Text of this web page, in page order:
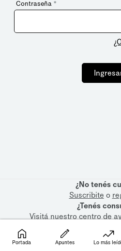
Contraseña *
¿No tenés
Suscribite o
¿Tenés
Visitá nuestrocentro de
Portada Apuntes Lo más